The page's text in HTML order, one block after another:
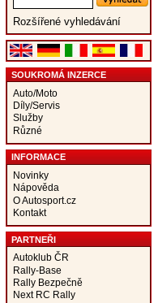
Rozšířené vyhledávání
SOUKROMÁ INZERCE
Auto/Moto
Díly/Servis
Služby
Různé
INFORMACE
Novinky
Nápověda
O Autosport.cz
Kontakt
PARTNEŘI
Autoklub ČR
Rally-Base
Rally Bezpečně
Next RC Rally